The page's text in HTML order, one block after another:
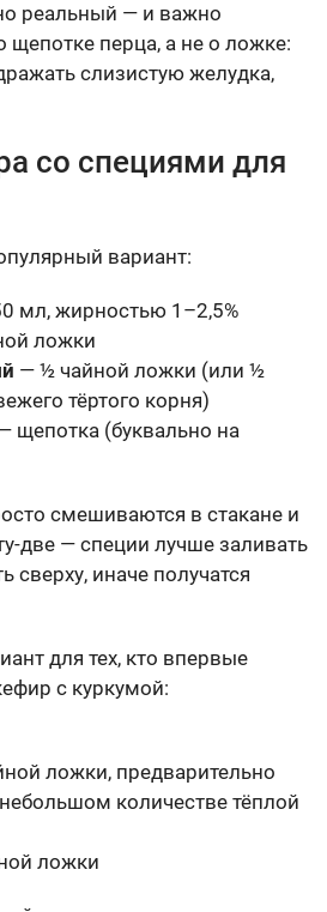
реальный — и важно
щепотке перца, а не о ложке:
слизистую желудка,
со специями для
вариант:
мл, жирностью 1–2,5%
ложки
— ½ чайной ложки (или ½
тёртого корня)
щепотка (буквально на
смешиваются в стакане и
две — специи лучше заливать
сверху, иначе получатся
для тех, кто впервые
с куркумой:
ложки, предварительно
количестве тёплой
ложки